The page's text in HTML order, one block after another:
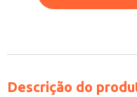
Descrição do